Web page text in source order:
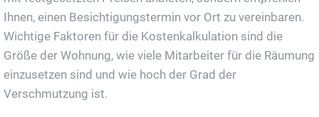
Ihnen, einen Besichtigungstermin vor Ort zu vereinbaren.
Wichtige Faktoren für die Kostenkalkulation sind die
Größe der Wohnung, wie viele Mitarbeiter für die Räumung
einzusetzen sind und wie hoch der Grad der
Verschmutzung ist.